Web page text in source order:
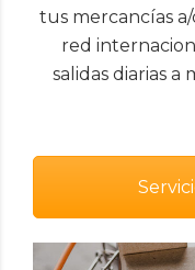
tus mercancías
red
salidas diarias a